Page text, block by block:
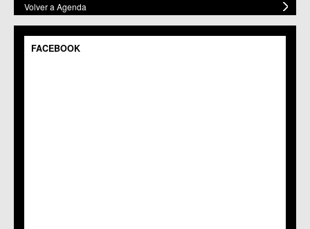
Volver a Agenda
FACEBOOK